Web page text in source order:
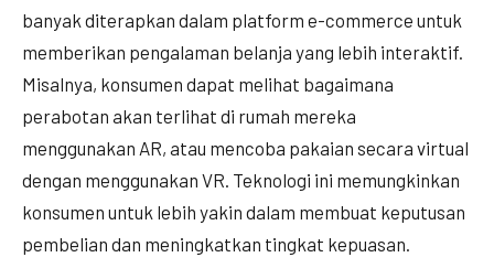
banyak diterapkan dalam platform e-commerce untuk
memberikan pengalaman belanja yang lebih interaktif.
Misalnya, konsumen dapat melihat bagaimana
perabotan akan terlihat di rumah mereka
menggunakan AR, atau mencoba pakaian secara virtual
dengan menggunakan VR. Teknologi ini memungkinkan
konsumen untuk lebih yakin dalam membuat keputusan
pembelian dan meningkatkan tingkat kepuasan.